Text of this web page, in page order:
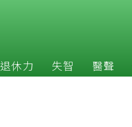
退休力 失智 醫聲